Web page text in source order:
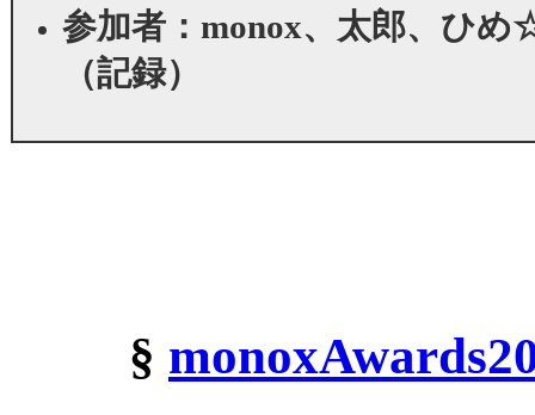
参加者：monox、太郎、ひ
（記録）
§